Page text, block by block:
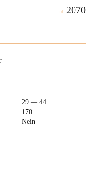
id: 2070
29 — 44
170
Nein